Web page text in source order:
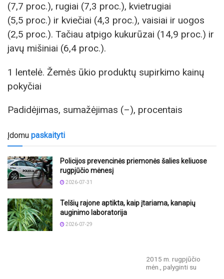
(7,7 proc.), rugiai (7,3 proc.), kvietrugiai
(5,5 proc.) ir kviečiai (4,3 proc.), vaisiai ir uogos
(2,5 proc.). Tačiau atpigo kukurūzai (14,9 proc.) ir
javų mišiniai (6,4 proc.).
1 lentelė. Žemės ūkio produktų supirkimo kainų
pokyčiai
Padidėjimas, sumažėjimas (–), procentais
Įdomu paskaityti
Policijos prevencinės priemonės šalies keliuose
rugpjūčio mėnesį
2026-07-31
Telšių rajone aptikta, kaip įtariama, kanapių
auginimo laboratorija
2026-07-29
2015 m. rugpjūčio
mėn., palyginti su